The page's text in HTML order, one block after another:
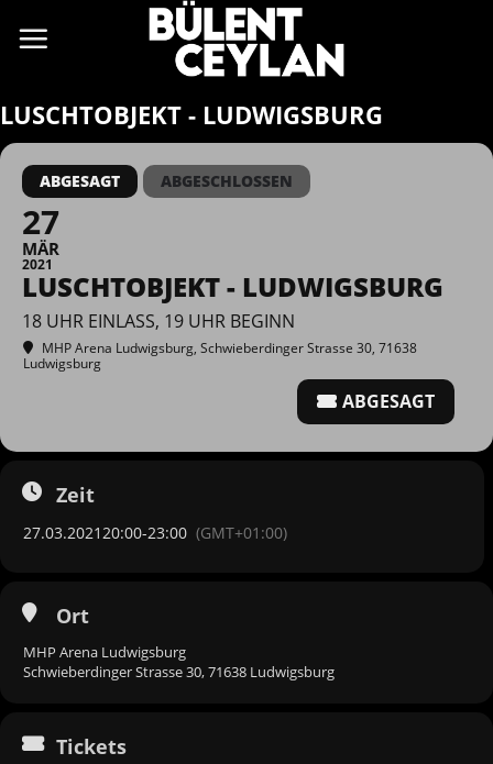
Inhalt
LUSCHTOBJEKT - LUDWIGSBURG
ABGESAGT ABGESCHLOSSEN
27
MÄR
2021
LUSCHTOBJEKT - LUDWIGSBURG
18 UHR EINLASS, 19 UHR BEGINN
MHP Arena Ludwigsburg, Schwieberdinger Strasse 30, 71638
Ludwigsburg
ABGESAGT
Zeit
27.03.202120:00-23:00 (GMT+01:00)
Ort
MHP Arena Ludwigsburg
Schwieberdinger Strasse 30, 71638 Ludwigsburg
Tickets